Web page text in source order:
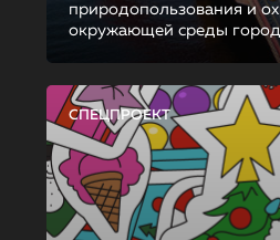
природопользования и
окружающей среды
СПЕЦПРОЕКТ